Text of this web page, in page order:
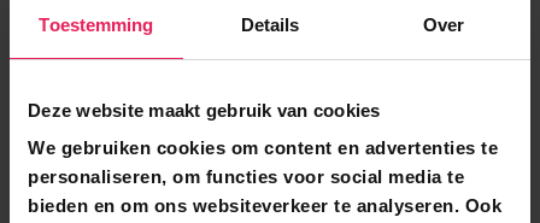
Toestemming Details Over
Deze website maakt gebruik van cookies
We gebruiken cookies om content en advertenties te
personaliseren, om functies voor social media te
bieden en om ons websiteverkeer te analyseren. Ook
IT-systeem dat jouw bedrijf echt verder helpt.
Waarom naar de top?